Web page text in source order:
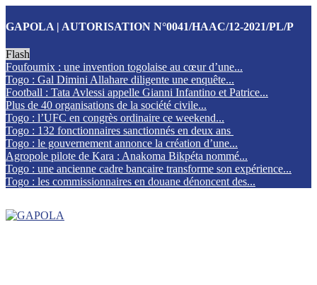
GAPOLA | AUTORISATION N°0041/HAAC/12-2021/PL/P
Flash
Foufoumix : une invention togolaise au cœur d’une...
Togo : Gal Dimini Allahare diligente une enquête...
Football : Tata Avlessi appelle Gianni Infantino et Patrice...
Plus de 40 organisations de la société civile...
Togo : l’UFC en congrès ordinaire ce weekend...
Togo : 132 fonctionnaires sanctionnés en deux ans
Togo : le gouvernement annonce la création d’une...
Agropole pilote de Kara : Anakoma Bikpéta nommé...
Togo : une ancienne cadre bancaire transforme son expérience...
Togo : les commissionnaires en douane dénoncent des...